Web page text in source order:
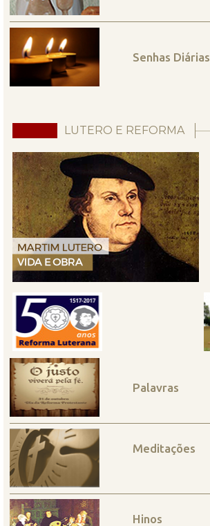
Senhas Diárias
LUTERO E REFORMA
Palavras
Meditações
Hinos